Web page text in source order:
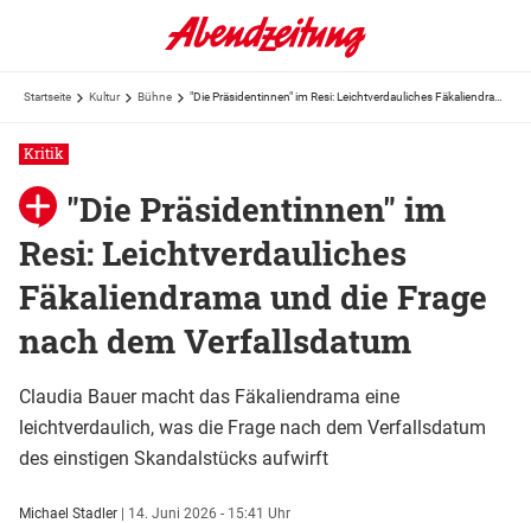
Startseite Kultur Bühne
Kritik
"Die Präsidentinnen" im
Resi: Leichtverdauliches
Fäkaliendrama und die Frage
nach dem Verfallsdatum
Claudia Bauer macht das Fäkaliendrama eine
leichtverdaulich, was die Frage nach dem Verfallsdatum
des einstigen Skandalstücks aufwirft
Michael Stadler | 14. Juni 2026 - 15:41 Uhr